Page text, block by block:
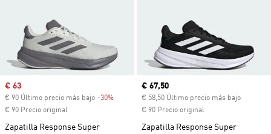
Precio de venta
€ 63
€ 90 Último precio más bajo -30% Descuento
€ 90 Precio original
Zapatilla Response Super
Precio actual
€ 67,50
€ 58,50 Último precio más bajo
€ 90 Precio original
Zapatilla Response Super